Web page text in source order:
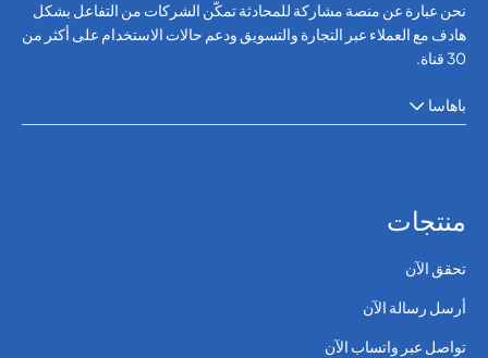
نحن عبارة عن منصة مشاركة للمحادثة تمكّن الشركات من التفاعل بشكل
هادف مع العملاء عبر التجارة والتسويق ودعم حالات الاستخدام على أكثر من
30 قناة.
باهاسا
منتجات
تحقق الآن
أرسل رسالة الآن
تواصل عبر واتساب الآن